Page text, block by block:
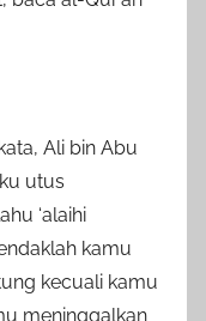
Ali bin Abu
utus
‘alaihi
kamu
kecuali kamu
meninggalkan